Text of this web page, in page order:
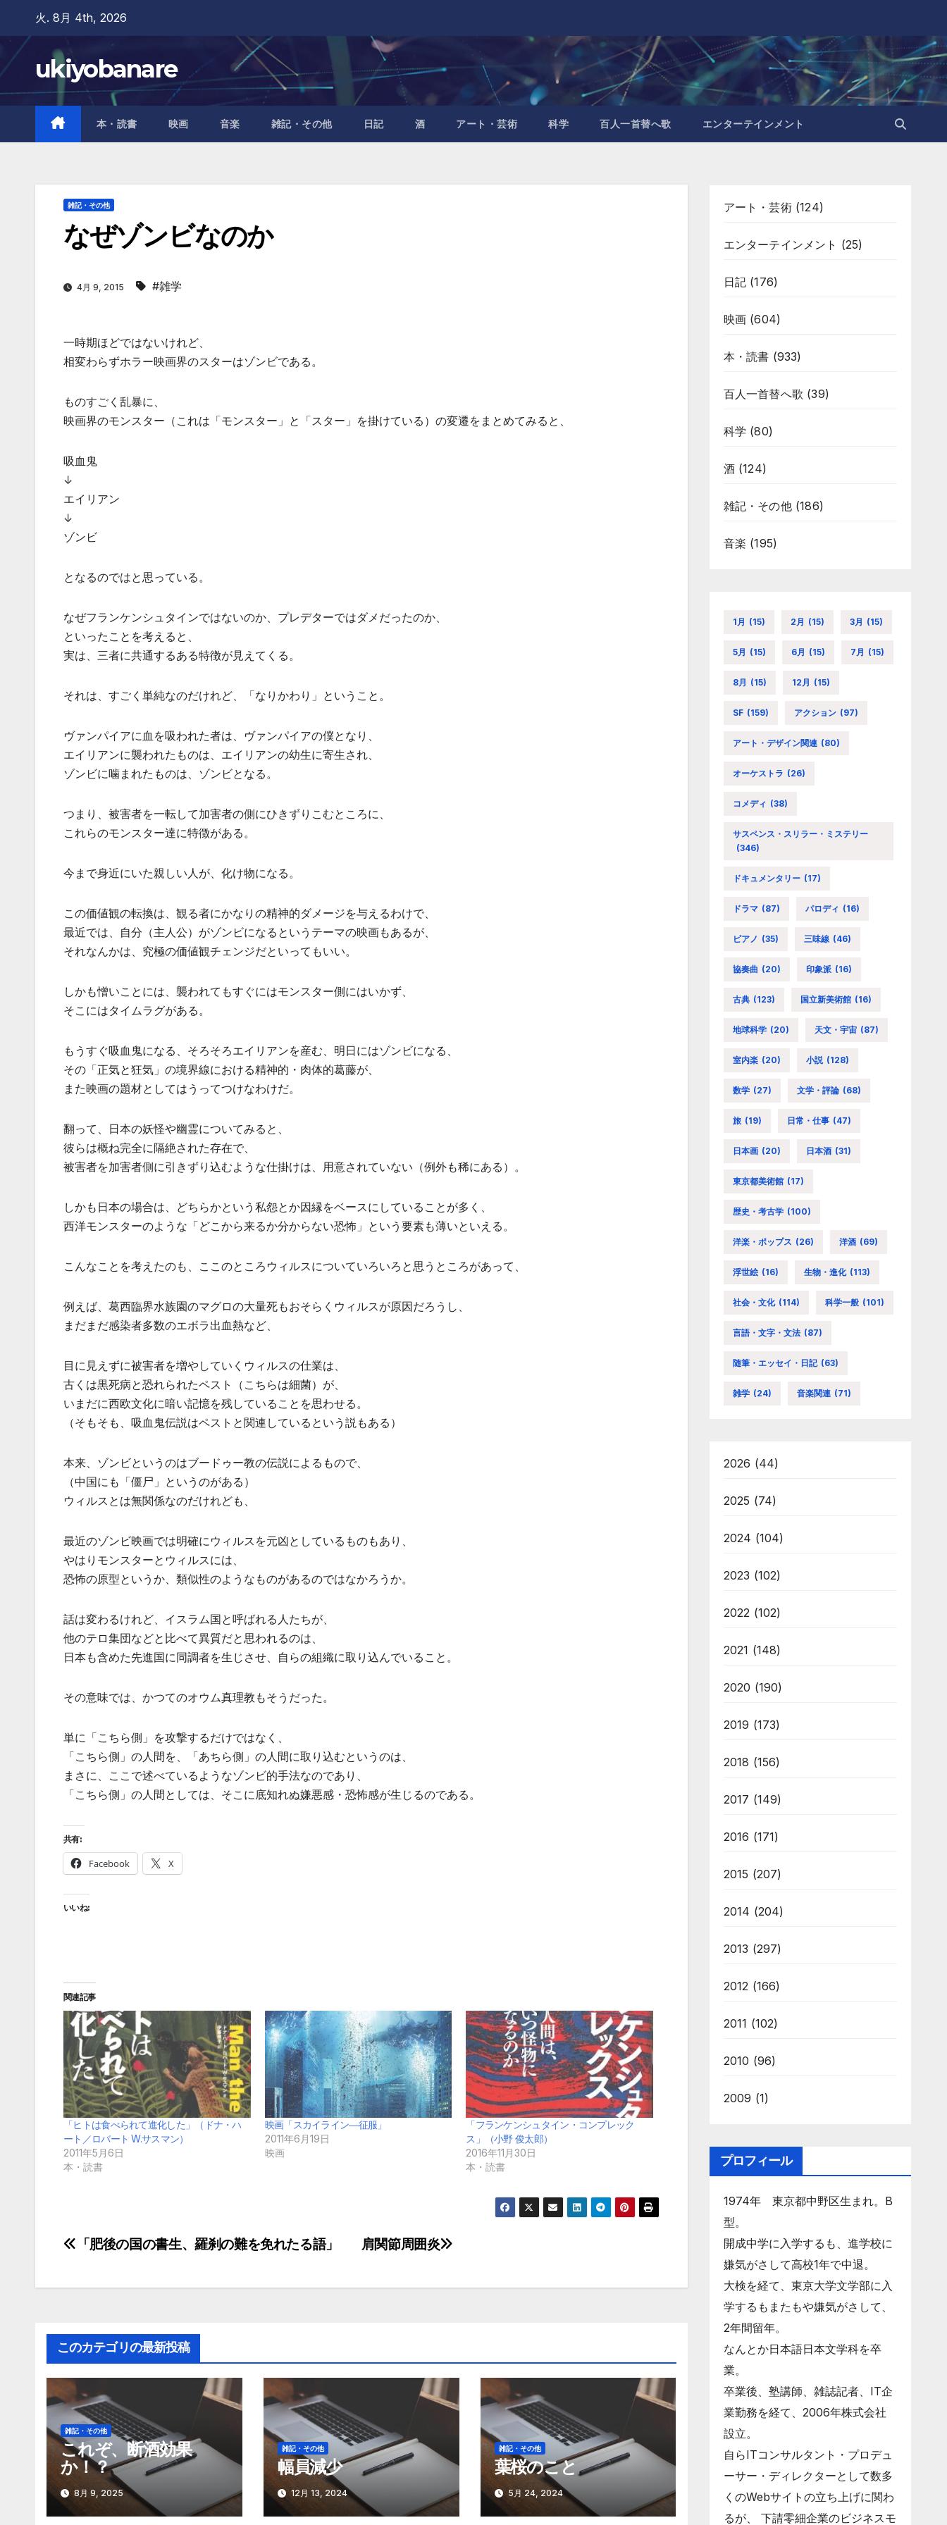
content
火. 8月 4th, 2026
ukiyobanare
本・読書 映画 音楽 雑記・その他 日記 酒 アート・芸術 科学 百人一首替へ歌 エンターテインメント
雑記・その他
なぜゾンビなのか
4月 9, 2015 #雑学
一時期ほどではないけれど、
相変わらずホラー映画界のスターはゾンビである。
ものすごく乱暴に、
映画界のモンスター（これは「モンスター」と「スター」を掛けている）の変遷をまとめてみると、
吸血鬼
↓
エイリアン
↓
ゾンビ
となるのではと思っている。
なぜフランケンシュタインではないのか、プレデターではダメだったのか、
といったことを考えると、
実は、三者に共通するある特徴が見えてくる。
それは、すごく単純なのだけれど、「なりかわり」ということ。
ヴァンパイアに血を吸われた者は、ヴァンパイアの僕となり、
エイリアンに襲われたものは、エイリアンの幼生に寄生され、
ゾンビに噛まれたものは、ゾンビとなる。
つまり、被害者を一転して加害者の側にひきずりこむところに、
これらのモンスター達に特徴がある。
今まで身近にいた親しい人が、化け物になる。
この価値観の転換は、観る者にかなりの精神的ダメージを与えるわけで、
最近では、自分（主人公）がゾンビになるというテーマの映画もあるが、
それなんかは、究極の価値観チェンジだといってもいい。
しかも憎いことには、襲われてもすぐにはモンスター側にはいかず、
そこにはタイムラグがある。
もうすぐ吸血鬼になる、そろそろエイリアンを産む、明日にはゾンビになる、
その「正気と狂気」の境界線における精神的・肉体的葛藤が、
また映画の題材としてはうってつけなわけだ。
翻って、日本の妖怪や幽霊についてみると、
彼らは概ね完全に隔絶された存在で、
被害者を加害者側に引きずり込むような仕掛けは、用意されていない（例外も稀にある）。
しかも日本の場合は、どちらかという私怨とか因縁をベースにしていることが多く、
西洋モンスターのような「どこから来るか分からない恐怖」という要素も薄いといえる。
こんなことを考えたのも、ここのところウィルスについていろいろと思うところがあって、
例えば、葛西臨界水族園のマグロの大量死もおそらくウィルスが原因だろうし、
まだまだ感染者多数のエボラ出血熱など、
目に見えずに被害者を増やしていくウィルスの仕業は、
古くは黒死病と恐れられたペスト（こちらは細菌）が、
いまだに西欧文化に暗い記憶を残していることを思わせる。
（そもそも、吸血鬼伝説はペストと関連しているという説もある）
本来、ゾンビというのはブードゥー教の伝説によるもので、
（中国にも「僵尸」というのがある）
ウィルスとは無関係なのだけれども、
最近のゾンビ映画では明確にウィルスを元凶としているものもあり、
やはりモンスターとウィルスには、
恐怖の原型というか、類似性のようなものがあるのではなかろうか。
話は変わるけれど、イスラム国と呼ばれる人たちが、
他のテロ集団などと比べて異質だと思われるのは、
日本も含めた先進国に同調者を生じさせ、自らの組織に取り込んでいること。
その意味では、かつてのオウム真理教もそうだった。
単に「こちら側」を攻撃するだけではなく、
「こちら側」の人間を、「あちら側」の人間に取り込むというのは、
まさに、ここで述べているようなゾンビ的手法なのであり、
「こちら側」の人間としては、そこに底知れぬ嫌悪感・恐怖感が生じるのである。
共有:
Facebook X
いいね:
関連記事
「ヒトは食べられて進化した」（ドナ・ハ
ート／ロバート W.サスマン）
2011年5月6日
本・読書
映画「スカイライン―征服」
2011年6月19日
映画
「フランケンシュタイン・コンプレック
ス」（小野 俊太郎）
2016年11月30日
本・読書
投
ビ
ゲ
ー
シ
ョ
ン
肩関節周囲炎
「肥後の国の書生、羅刹の難を免れたる語」
このカテゴリの最新投稿
雑記・その他
これぞ、断酒効果
か！？
8月 9, 2025
雑記・その他
幅員減少
12月 13, 2024
雑記・その他
葉桜のこと
5月 24, 2024
アート・芸術(124)
エンターテインメント (25)
日記(176)
映画(604)
本・読書 (933)
百人一首替へ歌 (39)
科学 (80)
酒(124)
雑記・その他(186)
音楽 (195)
1月 (15) 2月 (15) 3月 (15)
5月 (15) 6月 (15) 7月 (15)
8月 (15) 12月 (15)
SF (159) アクション (97)
アート・デザイン関連 (80)
オーケストラ (26)
コメディ (38)
サスペンス・スリラー・ミステリー
(346)
ドキュメンタリー (17)
ドラマ (87) パロディ (16)
ピアノ (35) 三味線 (46)
協奏曲 (20) 印象派 (16)
古典 (123) 国立新美術館 (16)
地球科学 (20) 天文・宇宙 (87)
室内楽 (20) 小説 (128)
数学 (27) 文学・評論 (68)
旅 (19) 日常・仕事 (47)
日本画 (20) 日本酒 (31)
東京都美術館 (17)
歴史・考古学 (100)
洋楽・ポップス (26) 洋酒 (69)
浮世絵 (16) 生物・進化 (113)
社会・文化 (114) 科学一般 (101)
言語・文字・文法 (87)
随筆・エッセイ・日記 (63)
雑学 (24) 音楽関連 (71)
2026 (44)
2025 (74)
2024 (104)
2023 (102)
2022 (102)
2021 (148)
2020 (190)
2019 (173)
2018 (156)
2017 (149)
2016 (171)
2015 (207)
2014 (204)
2013 (297)
2012 (166)
2011 (102)
2010 (96)
2009 (1)
プロフィール
1974年 東京都中野区生まれ。B
型。
開成中学に入学するも、進学校に
嫌気がさして高校1年で中退。
大検を経て、東京大学文学部に入
学するもまたもや嫌気がさして、
2年間留年。
なんとか日本語日本文学科を卒
業。
卒業後、塾講師、雑誌記者、IT企
業勤務を経て、2006年株式会社
設立。
自らITコンサルタント・プロデュ
ーサー・ディレクターとして数多
くのWebサイトの立ち上げに関わ
るが、 下請零細企業のビジネスモ